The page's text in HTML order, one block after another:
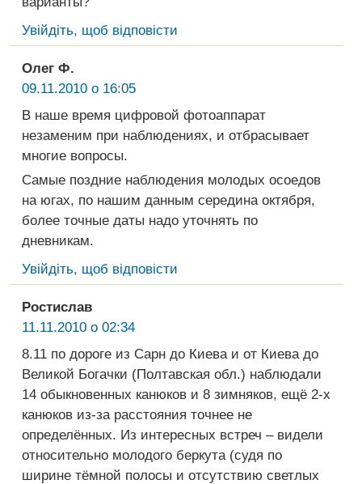
Увійдіть, щоб відповісти
Олег Ф.
09.11.2010 о 16:05
В наше время цифровой фотоаппарат
незаменим при наблюдениях, и отбрасывает
многие вопросы.
Самые поздние наблюдения молодых осоедов
на югах, по нашим данным середина октября,
более точные даты надо уточнять по
дневникам.
Увійдіть, щоб відповісти
Ростислав
11.11.2010 о 02:34
8.11 по дороге из Сарн до Киева и от Киева до
Великой Богачки (Полтавская обл.) наблюдали
14 обыкновенных канюков и 8 зимняков, ещё 2-х
канюков из-за расстояния точнее не
определённых. Из интересных встреч – видели
относительно молодого беркута (судя по
ширине тёмной полосы и отсутствию светлых